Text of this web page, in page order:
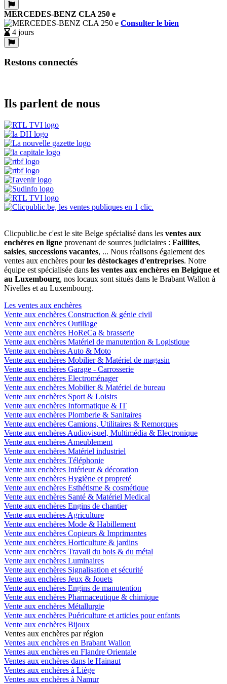
MERCEDES-BENZ CLA 250 e
Consulter le bien
4 jours
Restons connectés
Ils parlent de nous
Clicpublic.be c'est le site Belge spécialisé dans les ventes aux
enchères en ligne provenant de sources judiciaires : Faillites,
saisies, successions vacantes, ... Nous réalisons également des
ventes aux enchères pourles déstockages d'entreprises. Notre
équipe est spécialisée dans les ventes aux enchères en Belgique et
au Luxembourg, nos locaux sont situés dans le Brabant Wallon à
Nivelles et au Luxembourg.
Les ventes aux enchères
Vente aux enchères Construction & génie civil
Vente aux enchères Outillage
Vente aux enchères HoReCa & brasserie
Vente aux enchères Matériel de manutention & Logistique
Vente aux enchères Auto & Moto
Vente aux enchères Mobilier & Matériel de magasin
Vente aux enchères Garage - Carrosserie
Vente aux enchères Electroménager
Vente aux enchères Mobilier & Matériel de bureau
Vente aux enchères Sport & Loisirs
Vente aux enchères Informatique & IT
Vente aux enchères Plomberie & Sanitaires
Vente aux enchères Camions, Utilitaires & Remorques
Vente aux enchères Audiovisuel, Multimédia & Electronique
Vente aux enchères Ameublement
Vente aux enchères Matériel industriel
Vente aux enchères Téléphonie
Vente aux enchères Intérieur & décoration
Vente aux enchères Hygiène et propreté
Vente aux enchères Esthétisme & cosmétique
Vente aux enchères Santé & Matériel Medical
Vente aux enchères Engins de chantier
Vente aux enchères Agriculture
Vente aux enchères Mode & Habillement
Vente aux enchères Copieurs & Imprimantes
Vente aux enchères Horticulture & jardins
Vente aux enchères Travail du bois & du métal
Vente aux enchères Luminaires
Vente aux enchères Signalisation et sécurité
Vente aux enchères Jeux & Jouets
Vente aux enchères Engins de manutention
Vente aux enchères Pharmaceutique & chimique
Vente aux enchères Métallurgie
Vente aux enchères Puériculture et articles pour enfants
Vente aux enchères Bijoux
Ventes aux enchères par région
Ventes aux enchères en Brabant Wallon
Ventes aux enchères en Flandre Orientale
Ventes aux enchères dans le Hainaut
Ventes aux enchères à Liège
Ventes aux enchères à Namur